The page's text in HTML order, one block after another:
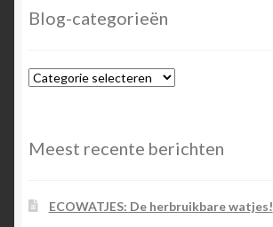
Blog-categorieën
Blog-
Meest recente berichten
ECOWATJES: De herbruikbare watjes!